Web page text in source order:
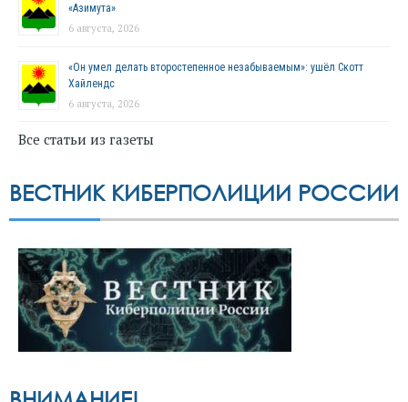
«Азимута»
6 августа, 2026
«Он умел делать второстепенное незабываемым»: ушёл Скотт
Хайлендс
6 августа, 2026
Все статьи из газеты
ВЕСТНИК КИБЕРПОЛИЦИИ РОССИИ